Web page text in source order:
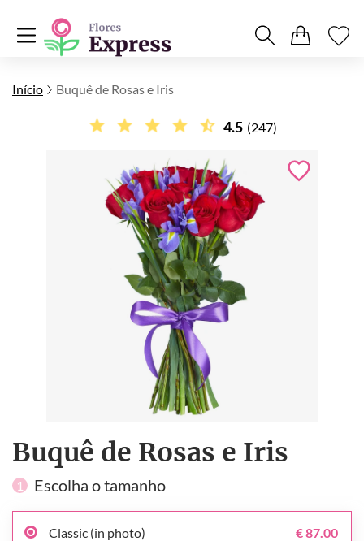
Início Buquê de Rosas e Iris
4.5 (247)
Buquê de Rosas e Iris
1 Escolha o tamanho
Classic (in photo) € 87.00